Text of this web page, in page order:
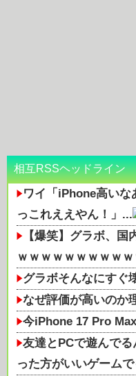
相互RSSヘッドライン
ワイ「iPhone高い
っこれええやん！」...
【爆笑】グラボ、
ｗｗｗｗｗｗｗｗｗ
グラボそんなにすぐ
なぜ評価が高いのか
今iPhone 17 Pro
友達とPCで遊んで
った方がいいゲーム